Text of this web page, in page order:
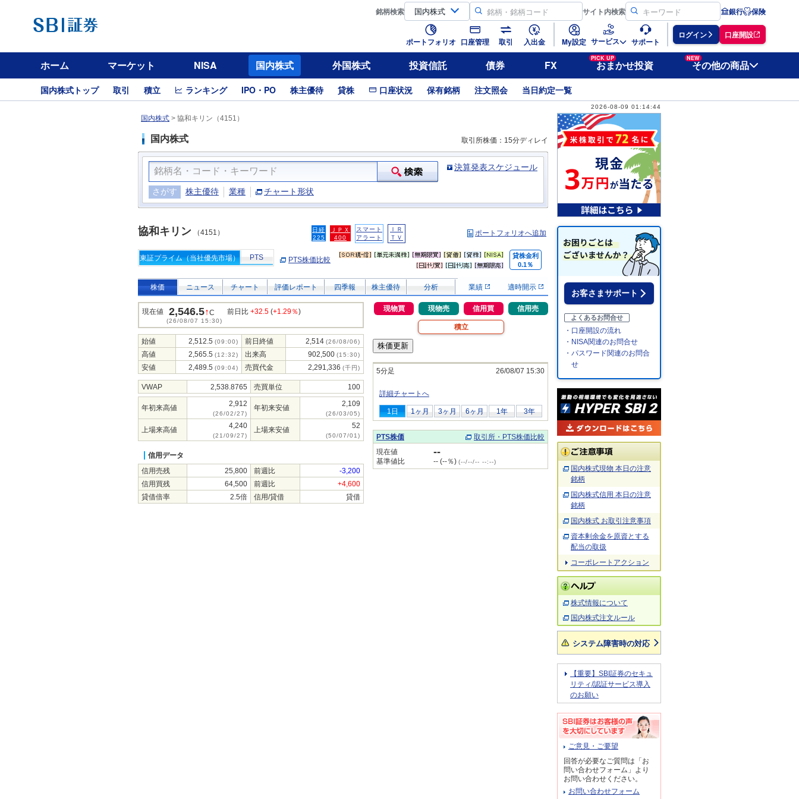
銘柄検索 サイト内検索 銀行 保険
ポートフォリオ 口座管理 取引 入出金 My設定 サービス サポート
ログイン 口座開設
ホーム マーケット NISA 国内株式 外国株式 投資信託 債券 FX
PICK UP
おまかせ投資
NEW
その他の商品
国内株式トップ 取引 積立 ランキング IPO・PO 株主優待 貸株 口座状況 保有銘柄 注文照会 当日約定一覧
2026-08-09 01:14:44
国内株式 > 協和キリン（4151）
国内株式 取引所株価：15分ディレイ
決算発表スケジュール
さがす 株主優待 業種 チャート形状
協和キリン （4151）
日経
225
ＪＰＸ
400
スマート
アラート
ＩＲ
ＴＶ
ポートフォリオへ追加
東証プライム（当社優先市場） PTS PTS株価比較
貸株金利
0.1％
株価 ニュース チャート 評価レポート 四季報 株主優待 分析 業績 適時開示
現在値 2,546.5↑C
(26/08/07 15:30)
前日比 +32.5 (+1.29％)
始値 2,512.5 (09:00) 前日終値 2,514 (26/08/06)
高値 2,565.5 (12:32) 出来高 902,500 (15:30)
安値 2,489.5 (09:04) 売買代金 2,291,336 (千円)
VWAP 2,538.8765 売買単位 100
年初来高値 2,912
(26/02/27)
年初来安値 2,109
(26/03/05)
上場来高値 4,240
(21/09/27)
上場来安値 52
(50/07/01)
信用データ
信用売残
25,800 前週比
-3,200
信用買残
64,500 前週比
+4,600
貸借倍率
2.5倍 信用/貸借 貸借
現物買 現物売 信用買 信用売
積立
5分足 26/08/07 15:30
詳細チャートへ
1日 1ヶ月 3ヶ月 6ヶ月 1年 3年
PTS株価
取引所・PTS株価比較
現在値
--
基準値比 -- (--％) (--/--/-- --:--)
お客さまサポート
よくあるお問合せ
・口座開設の流れ
・NISA関連のお問合せ
・パスワード関連のお問合
せ
国内株式現物 本日の注意
銘柄
国内株式信用 本日の注意
銘柄
国内株式 お取引注意事項
資本剰余金を原資とする
配当の取扱
コーポレートアクション
株式情報について
国内株式注文ルール
システム障害時の対応
【重要】SBI証券のセキュ
リティ/認証サービス導入
のお願い
ご意見・ご要望
回答が必要なご質問は「お
問い合わせフォーム」より
お問い合わせください。
お問い合わせフォーム